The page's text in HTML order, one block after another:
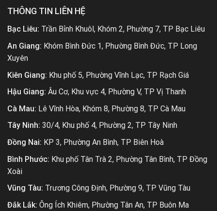
THÔNG TIN LIÊN HỆ
Bạc Liêu: Trần Bỉnh Khuôl, Khóm 2, Phường 7, TP Bạc Liêu
An Giang: Khóm Bình Đức 1, Phường Bình Đức, TP Long
Xuyên
Kiên Giang: Khu phố 5, Phường Vĩnh Lạc, TP Rạch Giá
Hậu Giang: Âu Cơ, Khu vực 4, Phường V, TP Vị Thanh
Cà Mau: Lê Vĩnh Hòa, Khóm 8, Phường 8, TP Cà Mau
Tây Ninh: 30/4, Khu phố 4, Phường 2, TP Tây Ninh
Đồng Nai: KP 3, Phường An Bình, TP Biên Hoà
Bình Phước: Khu phố Tân Trà 2, Phường Tân Bình, TP Đồng
Xoài
Vũng Tàu: Trương Công Định, Phường 9, TP Vũng Tàu
Đắk Lắk: Ông Ích Khiêm, Phường Tân An, TP Buôn Ma